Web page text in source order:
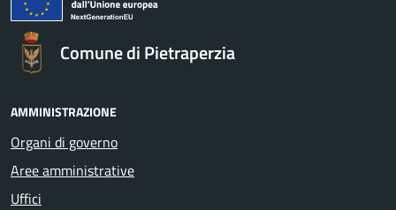
Comune di Pietraperzia
AMMINISTRAZIONE
Organi di governo
Aree amministrative
Uffici